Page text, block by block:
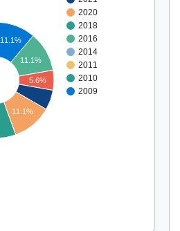
Affichage par
2020
2018
2016
2014
2011
2010
2009
11.1%
11.1%
5.6%
11.1%